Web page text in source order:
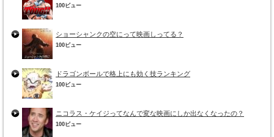
100ビュー
ショーシャンクの空にって映画しってる？
100ビュー
ドラゴンボールで格上にも効く技ランキング
100ビュー
ニコラス・ケイジってなんで変な映画にしか出なくなったの？
100ビュー